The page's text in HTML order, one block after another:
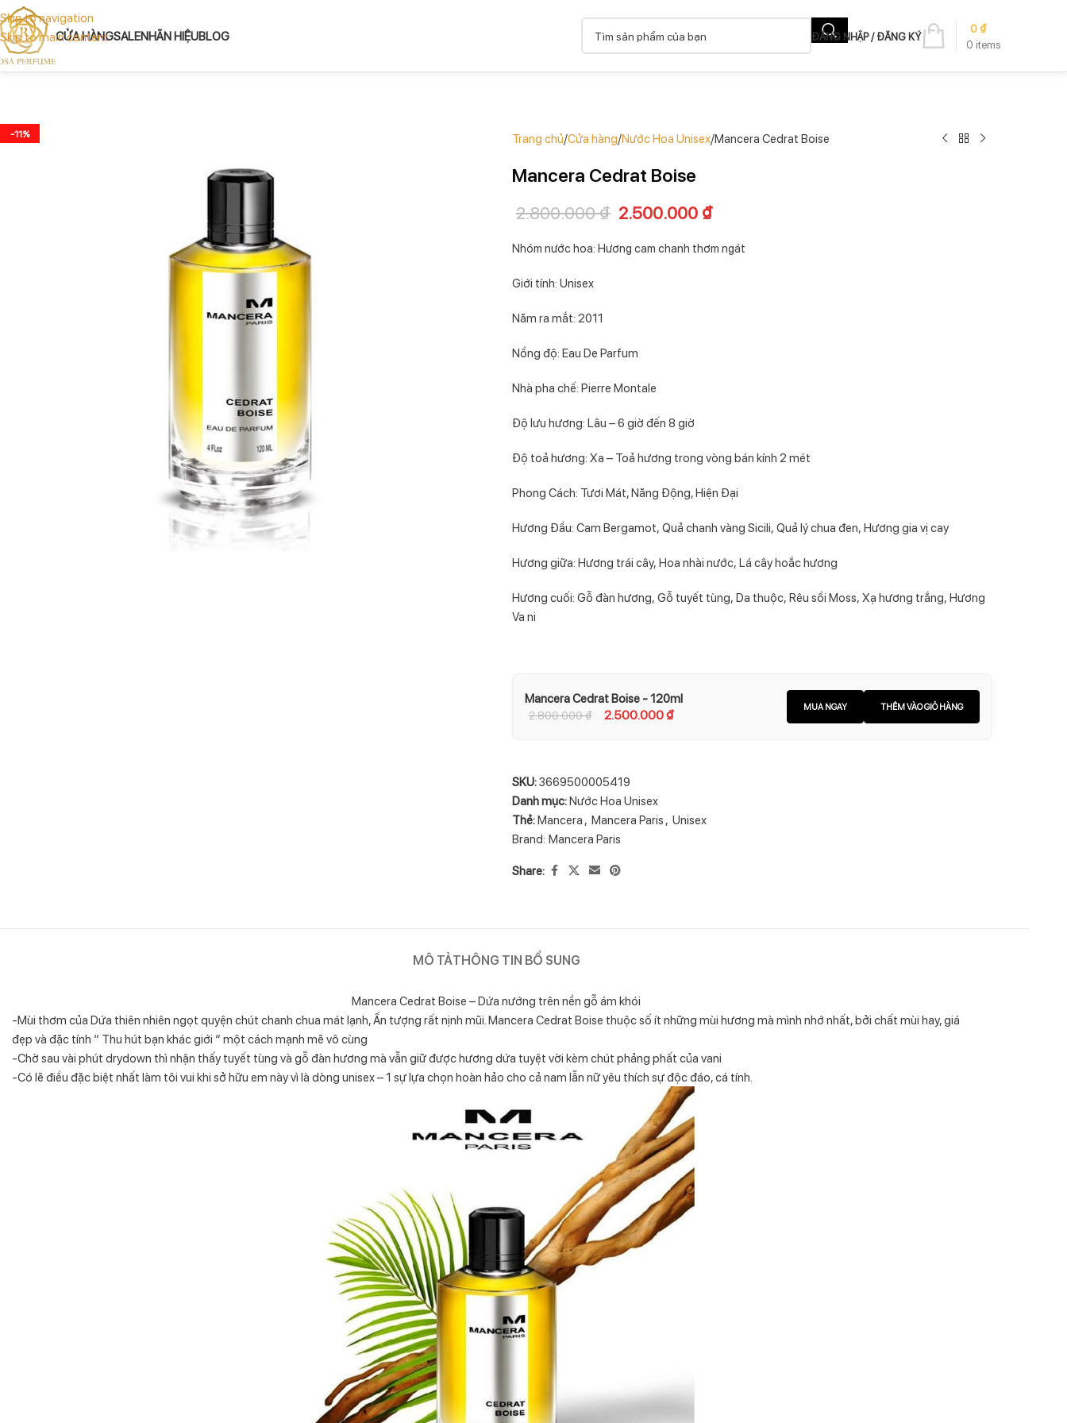
Skip to navigation
Skip to main content
CỬA HÀNGSALENHÃN HIỆUBLOG ĐĂNG NHẬP / ĐĂNG KÝ
0 items
0₫
-11% Trang chủ Cửa hàng Nước Hoa Unisex Mancera Cedrat Boise
Mancera Cedrat Boise
2.800.000₫ 2.500.000 ₫
Nhóm nước hoa: Hương cam chanh thơm ngát
Giới tính: Unisex
Năm ra mắt: 2011
Nồng độ: Eau De Parfum
Nhà pha chế: Pierre Montale
Độ lưu hương: Lâu – 6 giờ đến 8 giờ
Độ toả hương: Xa – Toả hương trong vòng bán kính 2 mét
Phong Cách: Tươi Mát, Năng Động, Hiện Đại
Hương Đầu: Cam Bergamot, Quả chanh vàng Sicili, Quả lý chua đen, Hương gia vị cay
Hương giữa: Hương trái cây, Hoa nhài nước, Lá cây hoắc hương
Hương cuối: Gỗ đàn hương, Gỗ tuyết tùng, Da thuộc, Rêu sồi Moss, Xạ hương trắng, Hương
Va ni
Mancera Cedrat Boise - 120ml
2.800.000₫ 2.500.000₫ MUA NGAY THÊM VÀO GIỎ HÀNG
SKU:3669500005419
Danh mục:Nước Hoa Unisex
Thẻ:Mancera , Mancera Paris , Unisex
Brand: Mancera Paris
Share:
MÔ TẢTHÔNG TIN BỔ SUNG
Mancera Cedrat Boise – Dứa nướng trên nền gỗ ám khói
-Mùi thơm của Dứa thiên nhiên ngọt quyện chút chanh chua mát lạnh, Ấn tượng rất nịnh mũi. Mancera Cedrat Boise thuộc số ít những mùi hương mà mình nhớ nhất, bởi chất mùi hay, giá
đẹp và đặc tính “ Thu hút bạn khác giới “ một cách mạnh mẽ vô cùng
-Chờ sau vài phút drydown thì nhận thấy tuyết tùng và gỗ đàn hương mà vẫn giữ được hương dứa tuyệt vời kèm chút phảng phất của vani
-Có lẽ điều đặc biệt nhất làm tôi vui khi sở hữu em này vì là dòng unisex – 1 sự lựa chọn hoàn hảo cho cả nam lẫn nữ yêu thích sự độc đáo, cá tính.